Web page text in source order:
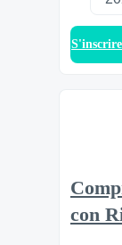
S'inscrire
con